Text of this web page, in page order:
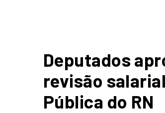
Deputados
revisão
Pública do RN